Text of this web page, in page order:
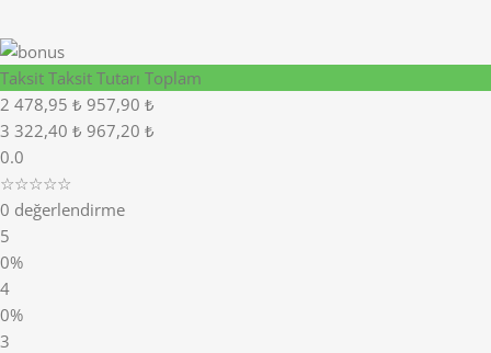
Taksit Taksit Tutarı Toplam
2 478,95 ₺ 957,90 ₺
3 322,40 ₺ 967,20 ₺
0.0
☆☆☆☆☆
0 değerlendirme
5
0%
4
0%
3